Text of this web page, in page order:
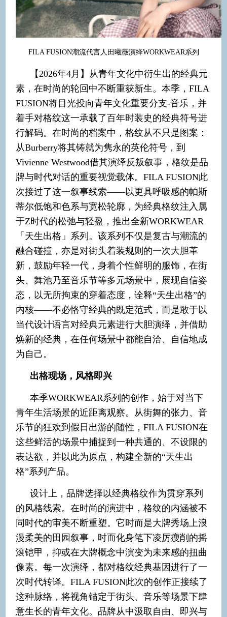
FILA FUSION潮流代言人田曦薇演绎WORKWEAR系列
【2026年4月】从青年文化中衍生出的经典元
素，在时尚的轮回中不断重获新生。本季，FILA
FUSION将目光投向青年文化重要分支-音乐，并
着手对格纹这一承载了百年时装史的经典符号进
行解码。在时尚的档案中，格纹从不只是图案：
从Burberry将其铸就为隽永的英伦符号，到
Vivienne Westwood借其演绎反叛叙事，格纹是品
牌与时代对话的重要视觉载体。FILA FUSION此
次接过了这一叙事线索——以更具呼吸感的帕斯
蒂尔低饱和色系与宽松轮廓，为经典格纹注入属
于Z时代的松弛与轻盈，推出全新WORKWEAR
「天生出格」系列。该系列不仅是复古与潮流的
融合碰撞，亦是对街头着装规则的一次大胆革
新，鼓励年轻一代，身着个性鲜明的服饰，在街
头、舞池乃至音乐节等多元场景中，展现自信姿
态，以无所拘束的穿着态度，诠释“天生出格”的
内核——不必恪守经典的既定范式，而是敢于以
当代设计语言对经典元素进行大胆演绎，并借助
焕新的经典，在任何场景中都能自洽、自信地成
为自己。
出格现场，风格即兴
本季WORKWEAR系列的创作，始于对当下
青年生活场景的近距离观察。从街舞的张力、音
乐节的狂欢到假日出游的随性，FILA FUSION在
这些鲜活的场景中捕捉到一种共通的、不设限的
表达欲，并以此为原点，构建全新的“天生出
格”系列产品。
设计上，品牌选择以经典格纹作为贯穿系列
的风格线索。在时尚的演进中，格纹的内涵被不
同时代的审美不断重塑。它时而是大牌秀场上浪
漫柔美的田园叙事，时而化身笔下凌厉瘦削的摇
滚铠甲，抑或在大牌概念中演变为未来感的扭曲
像素。每一次演绎，都对格纹经典基因进行了一
次时代转译。FILA FUSION此次的创作正接续了
这种脉络，将视角锚定于街头、音乐等场景下肆
意生长的青年文化。品牌从中汲取自由、即兴与